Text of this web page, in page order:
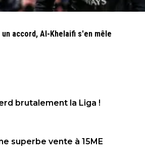
un accord, Al-Khelaifi s'en mêle
brutalement la Liga !
superbe vente à 15ME